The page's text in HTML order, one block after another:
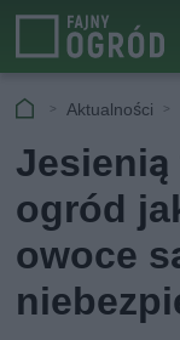
Aktualności
ogród
owoce